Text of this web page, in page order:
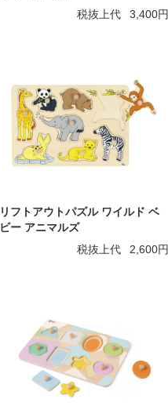
税抜上代
3,400円
リフトアウトパズル ワイルド ベ
ビー アニマルズ
税抜上代
2,600円